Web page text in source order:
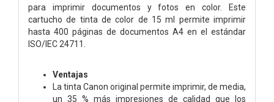
para imprimir documentos y fotos en color. Este
cartucho de tinta de color de 15 ml permite imprimir
hasta 400 páginas de documentos A4 en el estándar
ISO/IEC 24711.
Ventajas
La tinta Canon original permite imprimir, de media,
un 35 % más impresiones de calidad que los